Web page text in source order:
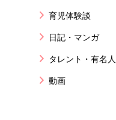
育児体験談
日記・マンガ
タレント・有名人
動画